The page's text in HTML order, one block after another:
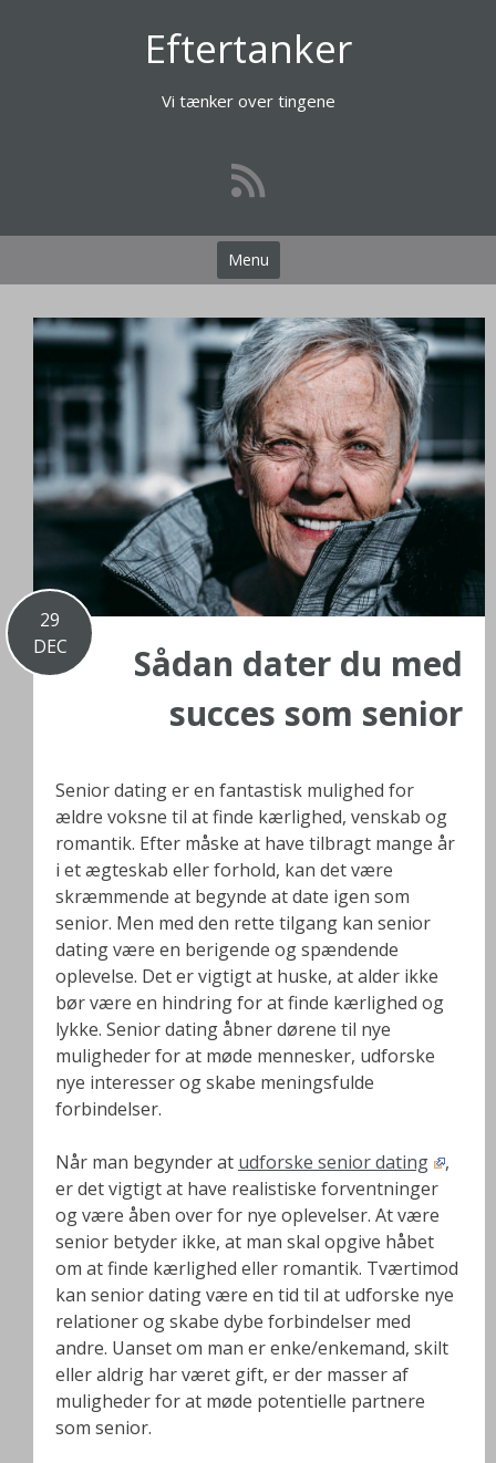
Eftertanker
Vi tænker over tingene
Menu
29
DEC
Sådan dater du med
succes som senior
Senior dating er en fantastisk mulighed for
ældre voksne til at finde kærlighed, venskab og
romantik. Efter måske at have tilbragt mange år
i et ægteskab eller forhold, kan det være
skræmmende at begynde at date igen som
senior. Men med den rette tilgang kan senior
dating være en berigende og spændende
oplevelse. Det er vigtigt at huske, at alder ikke
bør være en hindring for at finde kærlighed og
lykke. Senior dating åbner dørene til nye
muligheder for at møde mennesker, udforske
nye interesser og skabe meningsfulde
forbindelser.
Når man begynder at udforske senior dating
,
er det vigtigt at have realistiske forventninger
og være åben over for nye oplevelser. At være
senior betyder ikke, at man skal opgive håbet
om at finde kærlighed eller romantik. Tværtimod
kan senior dating være en tid til at udforske nye
relationer og skabe dybe forbindelser med
andre. Uanset om man er enke/enkemand, skilt
eller aldrig har været gift, er der masser af
muligheder for at møde potentielle partnere
som senior.